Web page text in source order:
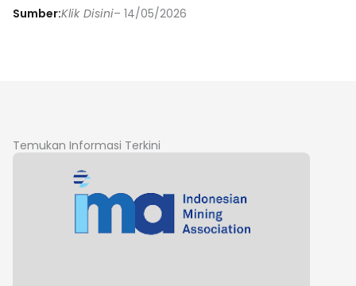
Sumber:Klik Disini– 14/05/2026
Temukan Informasi Terkini